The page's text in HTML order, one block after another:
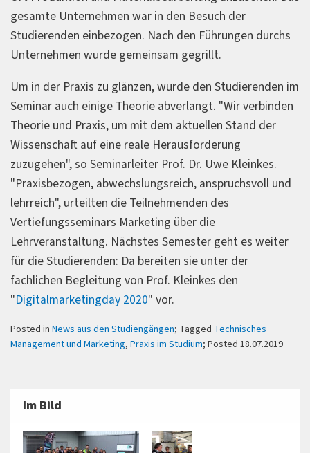
gesamte Unternehmen war in den Besuch der
Studierenden einbezogen. Nach den Führungen durchs
Unternehmen wurde gemeinsam gegrillt.
Um in der Praxis zu glänzen, wurde den Studierenden im
Seminar auch einige Theorie abverlangt. "Wir verbinden
Theorie und Praxis, um mit dem aktuellen Stand der
Wissenschaft auf eine reale Herausforderung
zuzugehen", so Seminarleiter Prof. Dr. Uwe Kleinkes.
"Praxisbezogen, abwechslungsreich, anspruchsvoll und
lehrreich", urteilten die Teilnehmenden des
Vertiefungsseminars Marketing über die
Lehrveranstaltung. Nächstes Semester geht es weiter
für die Studierenden: Da bereiten sie unter der
fachlichen Begleitung von Prof. Kleinkes den
"Digitalmarketingday 2020" vor.
Posted in News aus den Studiengängen; Tagged Technisches
Management und Marketing, Praxis im Studium; Posted 18.07.2019
Im Bild